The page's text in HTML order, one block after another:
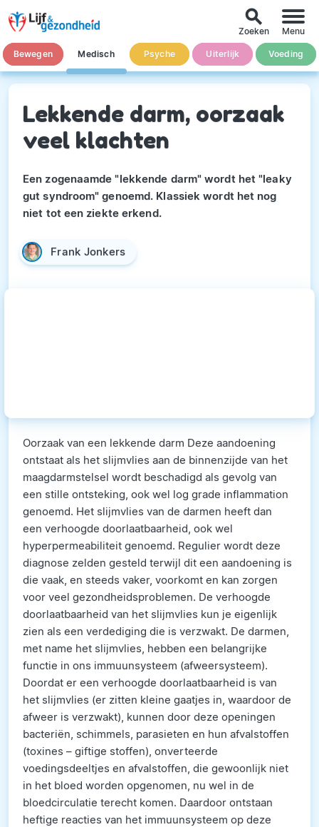
Bewegen Medisch Psyche Uiterlijk Voeding
search
Zoeken Menu
Lekkende darm, oorzaak
veel klachten
Een zogenaamde "lekkende darm" wordt het "leaky
gut syndroom" genoemd. Klassiek wordt het nog
niet tot een ziekte erkend.
Frank Jonkers
Oorzaak van een lekkende darm Deze aandoening
ontstaat als het slijmvlies aan de binnenzijde van het
maagdarmstelsel wordt beschadigd als gevolg van
een stille ontsteking, ook wel log grade inflammation
genoemd. Het slijmvlies van de darmen heeft dan
een verhoogde doorlaatbaarheid, ook wel
hyperpermeabiliteit genoemd. Regulier wordt deze
diagnose zelden gesteld terwijl dit een aandoening is
die vaak, en steeds vaker, voorkomt en kan zorgen
voor veel gezondheidsproblemen. De verhoogde
doorlaatbaarheid van het slijmvlies kun je eigenlijk
zien als een verdediging die is verzwakt. De darmen,
met name het slijmvlies, hebben een belangrijke
functie in ons immuunsysteem (afweersysteem).
Doordat er een verhoogde doorlaatbaarheid is van
het slijmvlies (er zitten kleine gaatjes in, waardoor de
afweer is verzwakt), kunnen door deze openingen
bacteriën, schimmels, parasieten en hun afvalstoffen
(toxines – giftige stoffen), onverteerde
voedingsdeeltjes en afvalstoffen, die gewoonlijk niet
in het bloed worden opgenomen, nu wel in de
bloedcirculatie terecht komen. Daardoor ontstaan
heftige reacties van het immuunsysteem op deze